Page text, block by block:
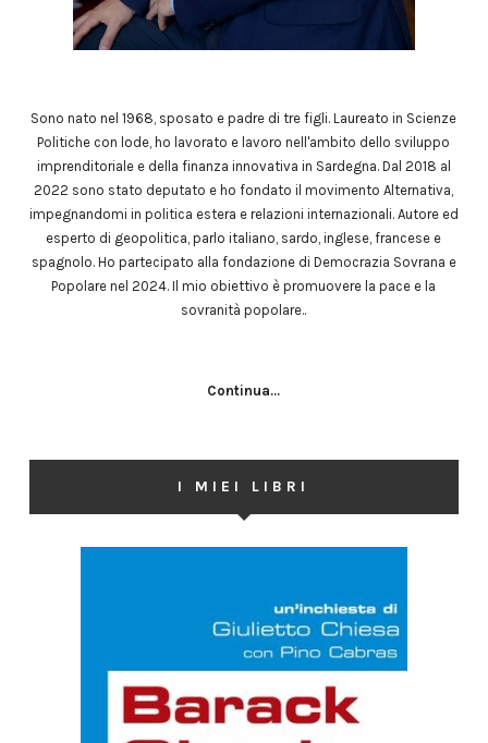
Sono nato nel 1968, sposato e padre di tre figli. Laureato in Scienze
Politiche con lode, ho lavorato e lavoro nell'ambito dello sviluppo
imprenditoriale e della finanza innovativa in Sardegna. Dal 2018 al
2022 sono stato deputato e ho fondato il movimento Alternativa,
impegnandomi in politica estera e relazioni internazionali. Autore ed
esperto di geopolitica, parlo italiano, sardo, inglese, francese e
spagnolo. Ho partecipato alla fondazione di Democrazia Sovrana e
Popolare nel 2024. Il mio obiettivo è promuovere la pace e la
sovranità popolare..
Continua...
I MIEI LIBRI